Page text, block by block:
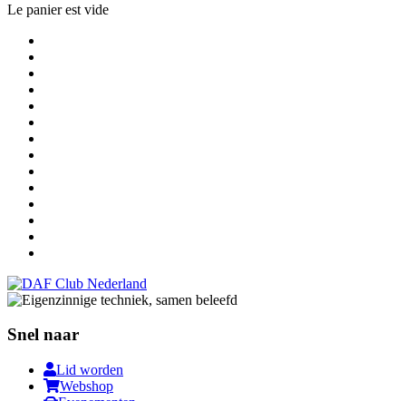
Le panier est vide
Snel naar
Lid worden
Webshop